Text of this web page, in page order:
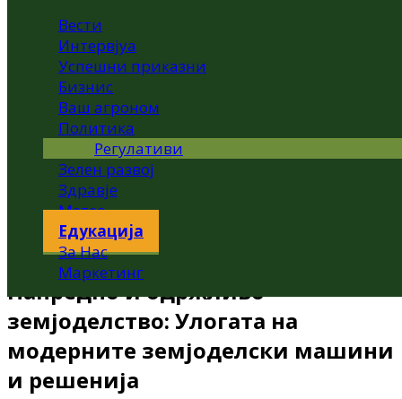
Вести
Интервјуа
Успешни приказни
Бизнис
Ваш агроном
Политика
Регулативи
Зелен развој
Здравје
Метео
Едукација
За Нас
Маркетинг
Напредно и одржливо
земјоделство: Улогата на
модерните земјоделски машини
и решенија